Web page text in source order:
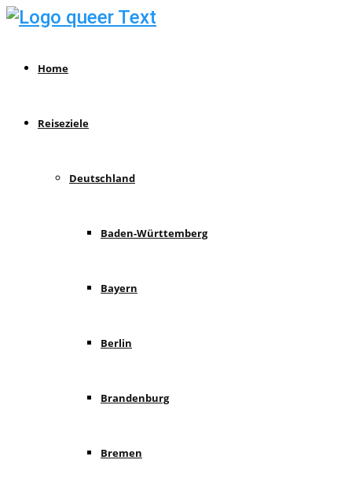
Home
Reiseziele
Deutschland
Baden-Württemberg
Bayern
Berlin
Brandenburg
Bremen